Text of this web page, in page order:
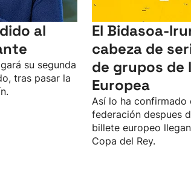
al
su segunda
tras pasar la
El Bidasoa-
cabeza de
de grupos de
Europea
Así lo ha confirmado
federación despues
billete europeo
Copa del Rey.